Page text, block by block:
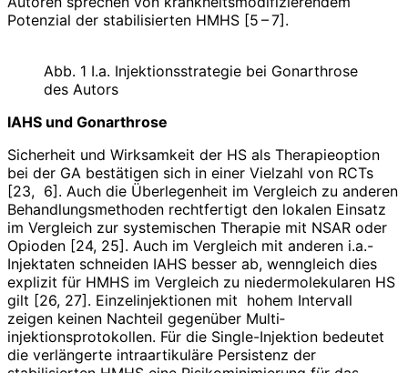
Potenzial der stabilisierten HMHS [5 – 7].
Abb. 1 I.a. Injektionsstrategie bei Gonarthrose
des Autors
IAHS und Gonarthrose
Sicherheit und Wirksamkeit der HS als Therapieoption
bei der GA bestätigen sich in einer Vielzahl von RCTs
[23, 6]. Auch die Überlegenheit im Vergleich zu anderen
Behandlungsmethoden rechtfertigt den lokalen Einsatz
im Vergleich zur systemischen Therapie mit NSAR oder
Opioden [24, 25]. Auch im Vergleich mit anderen i.a.-
Injektaten schneiden IAHS besser ab, wenngleich dies
explizit für HMHS im Vergleich zu niedermolekularen HS
gilt [26, 27]. Einzelinjektionen mit hohem Intervall
zeigen keinen Nachteil gegenüber Multi­
injektionsprotokollen. Für die Single-Injektion bedeutet
die verlängerte intraartikuläre Persistenz der